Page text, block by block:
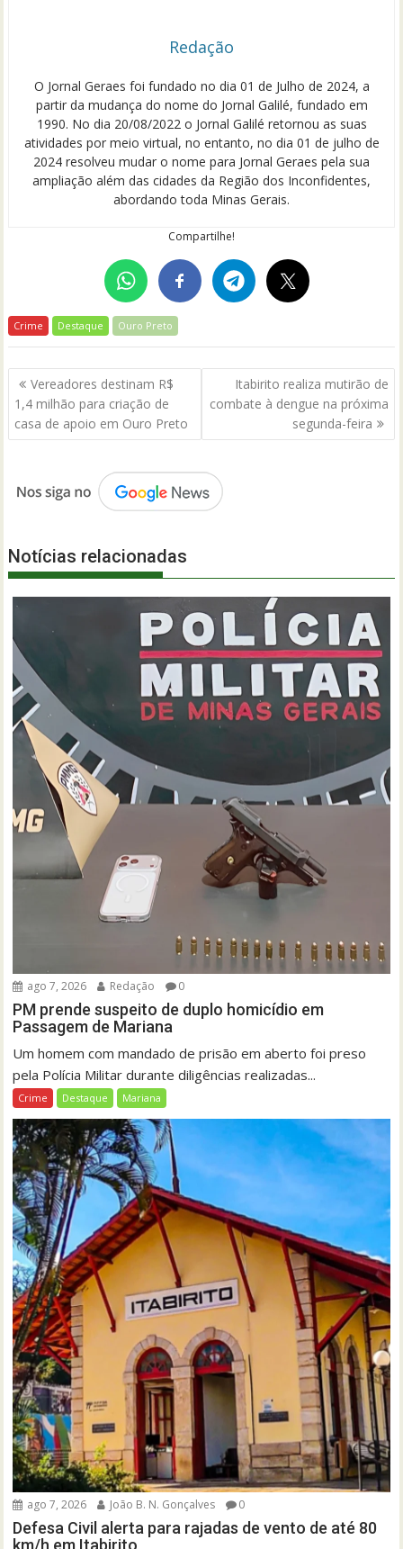
Redação
O Jornal Geraes foi fundado no dia 01 de Julho de 2024, a
partir da mudança do nome do Jornal Galilé, fundado em
1990. No dia 20/08/2022 o Jornal Galilé retornou as suas
atividades por meio virtual, no entanto, no dia 01 de julho de
2024 resolveu mudar o nome para Jornal Geraes pela sua
ampliação além das cidades da Região dos Inconfidentes,
abordando toda Minas Gerais.
Compartilhe!
Crime Destaque Ouro Preto
Navegação
de
Post
Vereadores destinam R$
1,4 milhão para criação de
casa de apoio em Ouro Preto
Itabirito realiza mutirão de
combate à dengue na próxima
segunda-feira
Notícias relacionadas
ago 7, 2026 Redação 0
PM prende suspeito de duplo homicídio em
Passagem de Mariana
Um homem com mandado de prisão em aberto foi preso
pela Polícia Militar durante diligências realizadas...
Crime Destaque Mariana
ago 7, 2026 João B. N. Gonçalves 0
Defesa Civil alerta para rajadas de vento de até 80
km/h em Itabirito